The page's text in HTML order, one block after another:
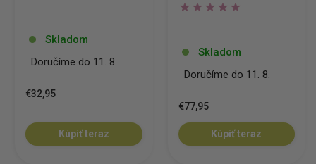
Skladom
Doručíme do 11. 8.
€32,95
Kúpiť teraz
Skladom
Doručíme do 11. 8.
€77,95
Kúpiť teraz